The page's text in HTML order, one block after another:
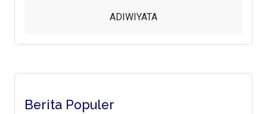
ADIWIYATA
Berita Populer